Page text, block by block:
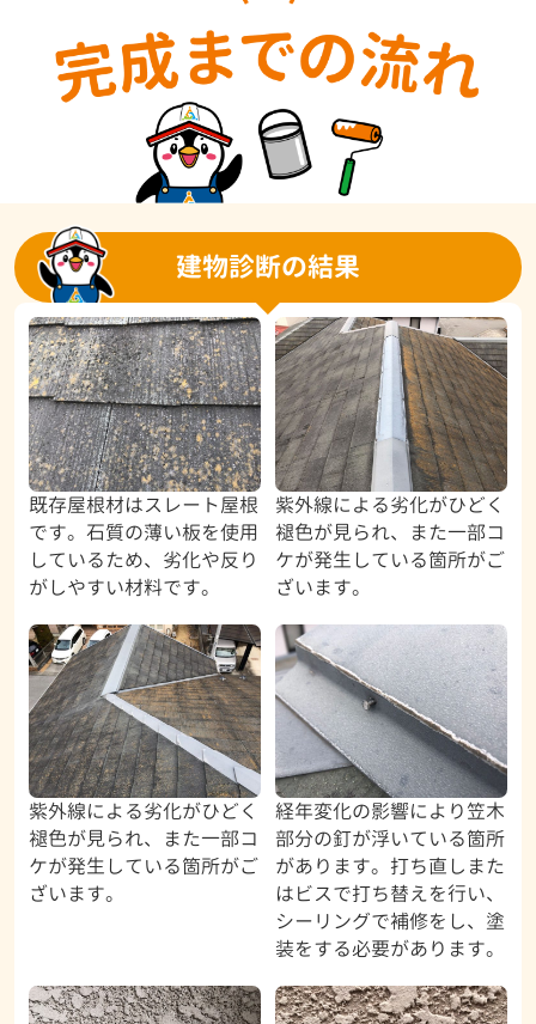
建物診断の結果
既存屋根材はスレート屋根
です。石質の薄い板を使用
しているため、劣化や反り
がしやすい材料です。
紫外線による劣化がひどく
褪色が見られ、また一部コ
ケが発生している箇所がご
ざいます。
紫外線による劣化がひどく
褪色が見られ、また一部コ
ケが発生している箇所がご
ざいます。
経年変化の影響により笠木
部分の釘が浮いている箇所
があります。打ち直しまた
はビスで打ち替えを行い、
シーリングで補修をし、塗
装をする必要があります。